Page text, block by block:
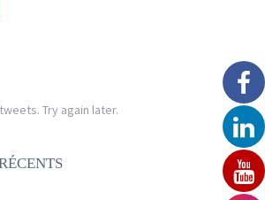
Try again later.